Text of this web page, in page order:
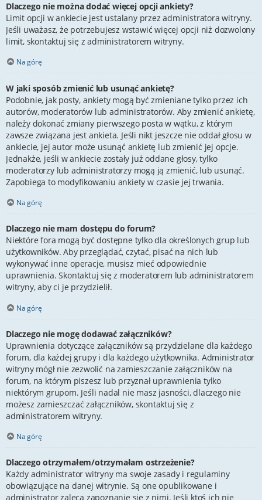
Dlaczego nie można dodać więcej opcji ankiety?
Limit opcji w ankiecie jest ustalany przez administratora witryny.
Jeśli uważasz, że potrzebujesz wstawić więcej opcji niż dozwolony
limit, skontaktuj się z administratorem witryny.
Na górę
W jaki sposób zmienić lub usunąć ankietę?
Podobnie, jak posty, ankiety mogą być zmieniane tylko przez ich
autorów, moderatorów lub administratorów. Aby zmienić ankietę,
należy dokonać zmiany pierwszego posta w wątku, z którym
zawsze związana jest ankieta. Jeśli nikt jeszcze nie oddał głosu w
ankiecie, jej autor może usunąć ankietę lub zmienić jej opcje.
Jednakże, jeśli w ankiecie zostały już oddane głosy, tylko
moderatorzy lub administratorzy mogą ją zmienić, lub usunąć.
Zapobiega to modyfikowaniu ankiety w czasie jej trwania.
Na górę
Dlaczego nie mam dostępu do forum?
Niektóre fora mogą być dostępne tylko dla określonych grup lub
użytkowników. Aby przeglądać, czytać, pisać na nich lub
wykonywać inne operacje, musisz mieć odpowiednie
uprawnienia. Skontaktuj się z moderatorem lub administratorem
witryny, aby ci je przydzielił.
Na górę
Dlaczego nie mogę dodawać załączników?
Uprawnienia dotyczące załączników są przydzielane dla każdego
forum, dla każdej grupy i dla każdego użytkownika. Administrator
witryny mógł nie zezwolić na zamieszczanie załączników na
forum, na którym piszesz lub przyznał uprawnienia tylko
niektórym grupom. Jeśli nadal nie masz jasności, dlaczego nie
możesz zamieszczać załączników, skontaktuj się z
administratorem witryny.
Na górę
Dlaczego otrzymałem/otrzymałam ostrzeżenie?
Każdy administrator witryny ma swoje zasady i regulaminy
obowiązujące na danej witrynie. Są one opublikowane i
administrator zaleca zapoznanie się z nimi. Jeśli ktoś ich nie